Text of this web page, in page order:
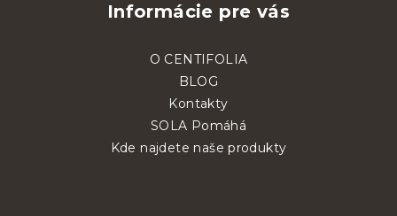
Informácie pre vás
O CENTIFOLIA
BLOG
Kontakty
SOLA Pomáhá
Kde najdete naše produkty